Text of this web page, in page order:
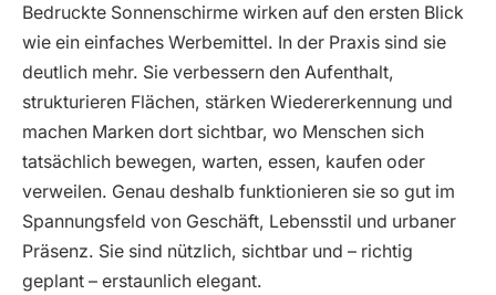
Bedruckte Sonnenschirme wirken auf den ersten Blick
wie ein einfaches Werbemittel. In der Praxis sind sie
deutlich mehr. Sie verbessern den Aufenthalt,
strukturieren Flächen, stärken Wiedererkennung und
machen Marken dort sichtbar, wo Menschen sich
tatsächlich bewegen, warten, essen, kaufen oder
verweilen. Genau deshalb funktionieren sie so gut im
Spannungsfeld von Geschäft, Lebensstil und urbaner
Präsenz. Sie sind nützlich, sichtbar und – richtig
geplant – erstaunlich elegant.